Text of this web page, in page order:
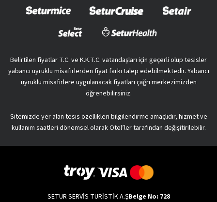
Belirtilen fiyatlar T.C. ve K.K.T.C. vatandaşları için geçerli olup tesisler
yabancı uyruklu misafirlerden fiyat farkı talep edebilmektedir. Yabancı
uyruklu misafirlere uygulanacak fiyatları çağrı merkezimizden
öğrenebilirsiniz.
Sitemizde yer alan tesis özellikleri bilgilendirme amaçlıdır, hizmet ve
kullanım saatleri dönemsel olarak Otel’ler tarafından değişitirilebilir.
SETUR SERVİS TURİSTİK A.ŞBelge No: 728